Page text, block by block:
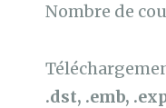
Nombre de
.dst, .emb,